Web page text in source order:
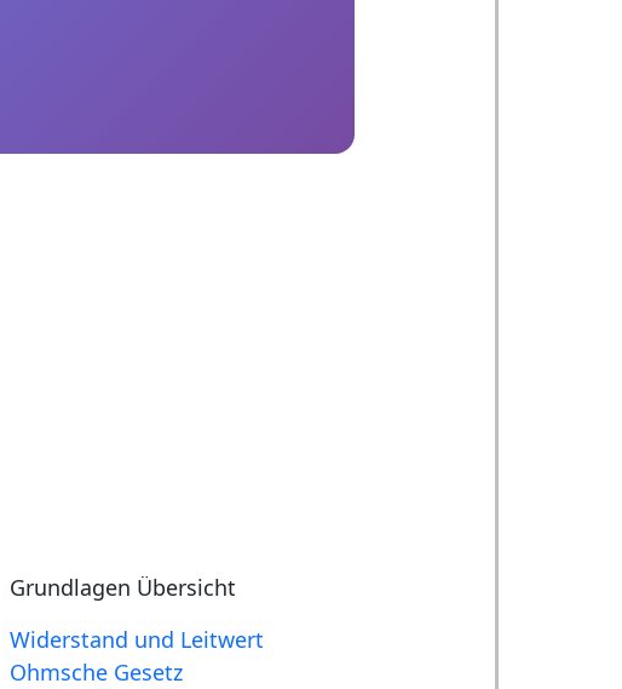
Grundlagen Übersicht
Widerstand und Leitwert
Ohmsche Gesetz